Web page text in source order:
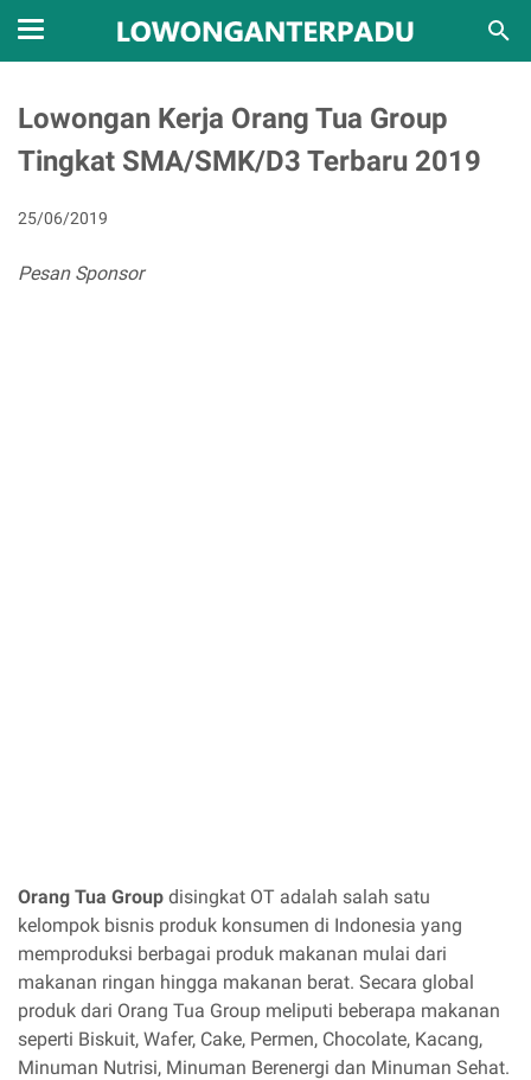
Lowongan Kerja Orang Tua Group
Tingkat SMA/SMK/D3 Terbaru 2019
25/06/2019
Pesan Sponsor
Orang Tua Group disingkat OT adalah salah satu
kelompok bisnis produk konsumen di Indonesia yang
memproduksi berbagai produk makanan mulai dari
makanan ringan hingga makanan berat. Secara global
produk dari Orang Tua Group meliputi beberapa makanan
seperti Biskuit, Wafer, Cake, Permen, Chocolate, Kacang,
Minuman Nutrisi, Minuman Berenergi dan Minuman Sehat.